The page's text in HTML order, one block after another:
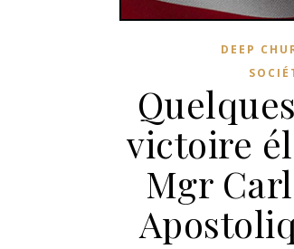
DEEP
victoire
Mgr